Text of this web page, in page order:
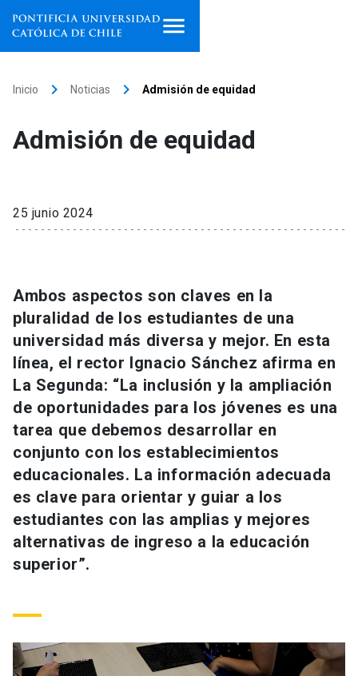
Facultades, escuelas e
Investigación
Extensión
Vinculación
Universidad
Información para keyboard_arrow_down
Futuros estudiantes
Estudiantes
Académicos
Personal
Padres y familia
Go to english site launch
ACCESOS DIRECTOS
Admisión launch
Mi Cuenta UC
Medios Biblioteca launch
Inicio keyboard_arrow_right Noticias keyboard_arrow_right Admisión de equidad
Admisión de equidad
25 junio 2024
Ambos aspectos son claves en la
pluralidad de los estudiantes de una
universidad más diversa y mejor. En esta
línea, el rector Ignacio Sánchez afirma en
La Segunda: “La inclusión y la ampliación
de oportunidades para los jóvenes es una
tarea que debemos desarrollar en
conjunto con los establecimientos
educacionales. La información adecuada
es clave para orientar y guiar a los
estudiantes con las amplias y mejores
alternativas de ingreso a la educación
superior”.